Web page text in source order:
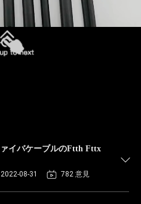
イバケーブルのFtth Fttx
2022-08-31 782 意見